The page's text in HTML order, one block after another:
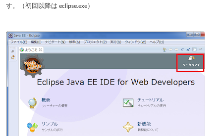
す。（初回以降は eclipse.exe）